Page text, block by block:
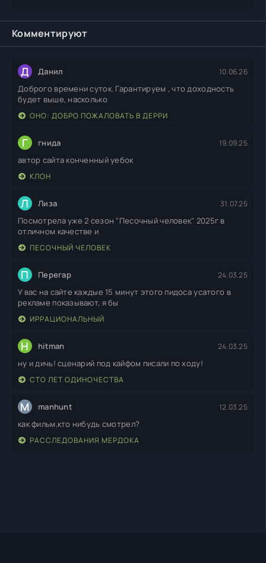
Комментируют
Д Данил 10.06.26
Доброго времени суток. Гарантируем , что доходность
будет выше, насколько
ОНО: ДОБРО ПОЖАЛОВАТЬ В ДЕРРИ
Г гнида 19.09.25
автор сайта конченный уебок
КЛОН
Л Лиза 31.07.25
Посмотрела уже 2 сезон "Песочный человек" 2025г в
отличном качестве и
ПЕСОЧНЫЙ ЧЕЛОВЕК
П Перегар 24.03.25
У вас на сайте каждые 15 минут этого пидоса усатого в
рекламе показывают, я бы
ИРРАЦИОНАЛЬНЫЙ
H hitman 24.03.25
ну и дичь! сценарий под кайфом писали по ходу!
СТО ЛЕТ ОДИНОЧЕСТВА
M manhunt 12.03.25
как фильм,кто нибудь смотрел?
РАССЛЕДОВАНИЯ МЕРДОКА